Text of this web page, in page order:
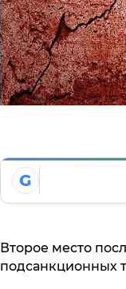
G
Второе место
подсанкционных